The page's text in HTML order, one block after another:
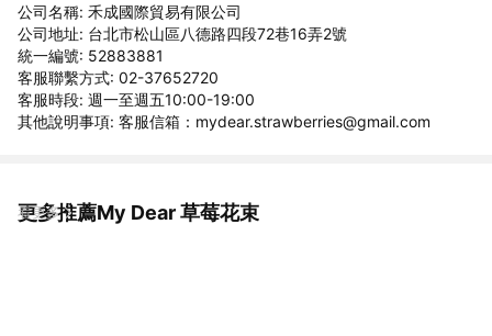
公司名稱: 禾成國際貿易有限公司
公司地址: 台北市松山區八德路四段72巷16弄2號
統一編號: 52883881
客服聯繫方式: 02-37652720
客服時段: 週一至週五10:00-19:00
其他說明事項: 客服信箱：mydear.strawberries@gmail.com
更多推薦My Dear 草莓花束
看更多